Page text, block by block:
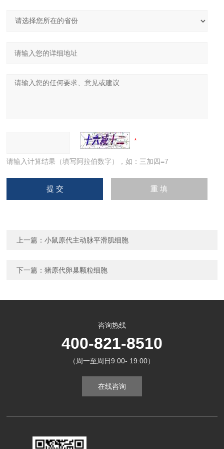
请输入计算结果（填写阿拉伯数字），如：三加四=7
上一篇：小鼠原代主动脉平滑肌细胞
下一篇：猪原代卵巢颗粒细胞
咨询热线
400-821-8510
（周一至周日9:00- 19:00）
在线咨询